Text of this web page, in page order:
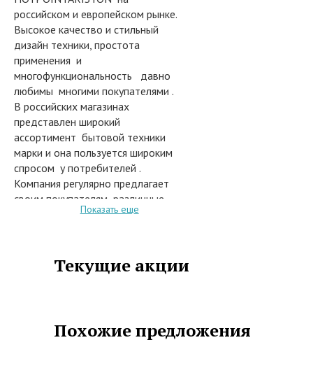
российском и европейском рынке.
Высокое качество и стильный
дизайн техники, простота
применения и
многофункциональность давно
любимы многими покупателями .
В российских магазинах
представлен широкий
ассортимент бытовой техники
марки и она пользуется широким
спросом у потребителей .
Компания регулярно предлагает
своим покупателям различные
новинки , которые помогут Вам
Все самые популярные модели и
передовые новинки
найдете встраиваемую бытовую
Показать еще
Текущие акции
Похожие предложения